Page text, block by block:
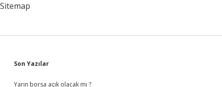
Sitemap
Sidebar
Son Yazılar
Yarın borsa açık olacak mı ?